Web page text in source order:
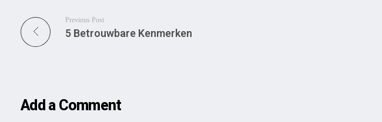
Previous Post
5 Betrouwbare Kenmerken
Add a Comment